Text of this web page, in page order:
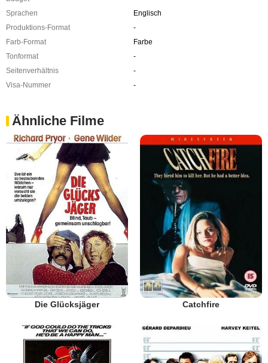
Sprachen
Englisch
Produktions-Format
-
Farb-Format
Farbe
Tonformat
-
Seitenverhältnis
-
Visa-Nummer
-
Ähnliche Filme
Die Glücksjäger Catchfire